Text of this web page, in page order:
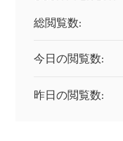
総閲覧数:
今日の閲覧数:
昨日の閲覧数: